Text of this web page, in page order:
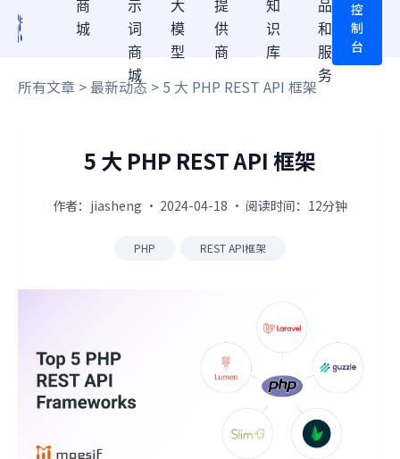
商
城
示
词
商
城
大
模
型
提
供
商
知
识
库
品
和
服
务
控
制
台
所有文章 > 最新动态 > 5 大 PHP REST API 框架
5 大 PHP REST API 框架
作者：jiasheng · 2024-04-18 · 阅读时间：12分钟
PHP REST API框架